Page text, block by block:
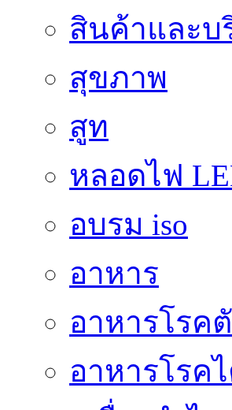
สินค้าและบ
สุขภาพ
สูท
หลอดไฟ
อบรม iso
อาหาร
อาหารโรค
อาหารโรค